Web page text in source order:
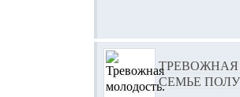
СЕМЬЕ